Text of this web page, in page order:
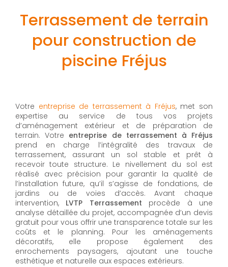
Terrassement de terrain
pour construction de
piscine Fréjus
Votre entreprise de terrassement à Fréjus, met son
expertise au service de tous vos projets
d’aménagement extérieur et de préparation de
terrain. Votre entreprise de terrassement à Fréjus
prend en charge l’intégralité des travaux de
terrassement, assurant un sol stable et prêt à
recevoir toute structure. Le nivellement du sol est
réalisé avec précision pour garantir la qualité de
l’installation future, qu’il s’agisse de fondations, de
jardins ou de voies d’accès. Avant chaque
intervention, LVTP Terrassement procède à une
analyse détaillée du projet, accompagnée d’un devis
gratuit pour vous offrir une transparence totale sur les
coûts et le planning. Pour les aménagements
décoratifs, elle propose également des
enrochements paysagers, ajoutant une touche
esthétique et naturelle aux espaces extérieurs.